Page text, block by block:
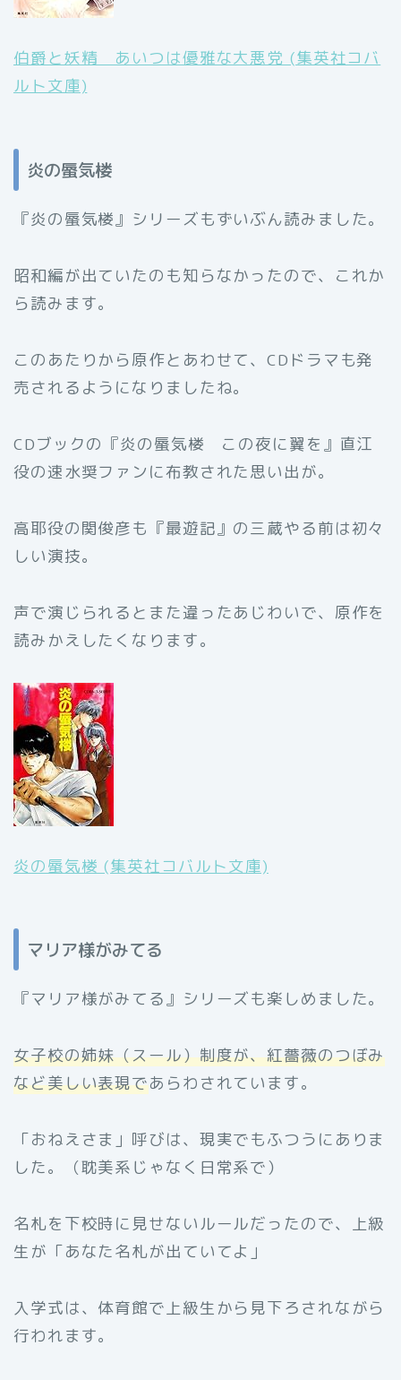
伯爵と妖精 あいつは優雅な大悪党 (集英社コバ
ルト文庫)
炎の蜃気楼
『炎の蜃気楼』シリーズもずいぶん読みました。
昭和編が出ていたのも知らなかったので、これか
ら読みます。
このあたりから原作とあわせて、CDドラマも発
売されるようになりましたね。
CDブックの『炎の蜃気楼 この夜に翼を』直江
役の速水奨ファンに布教された思い出が。
高耶役の関俊彦も『最遊記』の三蔵やる前は初々
しい演技。
声で演じられるとまた違ったあじわいで、原作を
読みかえしたくなります。
炎の蜃気楼 (集英社コバルト文庫)
マリア様がみてる
『マリア様がみてる』シリーズも楽しめました。
女子校の姉妹（スール）制度が、紅薔薇のつぼみ
など美しい表現であらわされています。
「おねえさま」呼びは、現実でもふつうにありま
した。（耽美系じゃなく日常系で）
名札を下校時に見せないルールだったので、上級
生が「あなた名札が出ていてよ」
入学式は、体育館で上級生から見下ろされながら
行われます。